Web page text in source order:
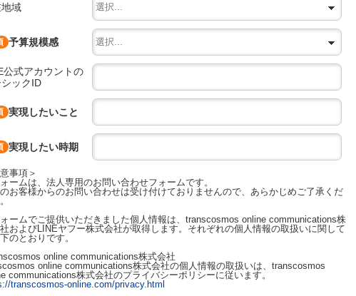
域
予算規模感
公式アカウントの
ックID
実現したいこと
実現したい時期
事項＞
ームは、法人専用のお問い合わせフォームです。
お客様からのお問い合わせは受け付けておりませんので、あらかじめご了承くだ
ームでご提供いただきました個人情報は、transcosmos online communications株
およびLINEヤフー株式会社が取得します。それぞれの個人情報の取扱いに関して
のとおりです。
online communications株式会社
online communications株式会社の個人情報の取扱いは、transcosmos
communications株式会社のプライバシーポリシーに従います。
transcosmos-online.com/privacy.html